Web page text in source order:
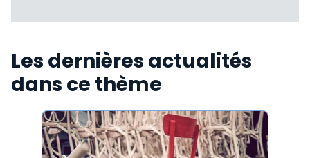
Les dernières actualités
dans ce thème